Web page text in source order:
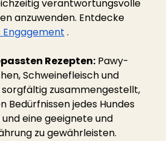
verantwortungsvolle
anzuwenden. Entdecke
.
Rezepten: Pawy-
Schweinefleisch und
zusammengestellt,
Bedürfnissen jedes Hundes
eine geeignete und
zu gewährleisten.